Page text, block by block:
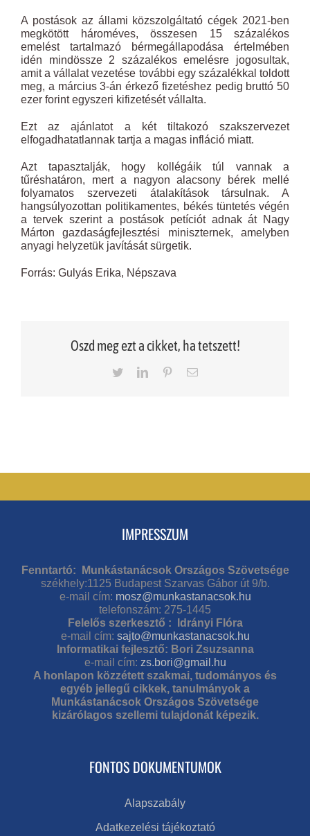
A postások az állami közszolgáltató cégek 2021-ben
megkötött hároméves, összesen 15 százalékos
emelést tartalmazó bérmegállapodása értelmében
idén mindössze 2 százalékos emelésre jogosultak,
amit a vállalat vezetése további egy százalékkal toldott
meg, a március 3-án érkező fizetéshez pedig bruttó 50
ezer forint egyszeri kifizetését vállalta.
Ezt az ajánlatot a két tiltakozó szakszervezet
elfogadhatatlannak tartja a magas infláció miatt.
Azt tapasztalják, hogy kollégáik túl vannak a
tűréshatáron, mert a nagyon alacsony bérek mellé
folyamatos szervezeti átalakítások társulnak. A
hangsúlyozottan politikamentes, békés tüntetés végén
a tervek szerint a postások petíciót adnak át Nagy
Márton gazdaságfejlesztési miniszternek, amelyben
anyagi helyzetük javítását sürgetik.
Forrás: Gulyás Erika, Népszava
Oszd meg ezt a cikket, ha tetszett!
TwitterLinkedInPinterestEmail
IMPRESSZUM
Fenntartó: Munkástanácsok Országos Szövetsége
székhely:1125 Budapest Szarvas Gábor út 9/b.
e-mail cím: mosz@munkastanacsok.hu
telefonszám: 275-1445
Felelős szerkesztő : Idrányi Flóra
e-mail cím: sajto@munkastanacsok.hu
Informatikai fejlesztő: Bori Zsuzsanna
e-mail cím: zs.bori@gmail.hu
A honlapon közzétett szakmai, tudományos és
egyéb jellegű cikkek, tanulmányok a
Munkástanácsok Országos Szövetsége
kizárólagos szellemi tulajdonát képezik.
FONTOS DOKUMENTUMOK
Alapszabály
Adatkezelési tájékoztató